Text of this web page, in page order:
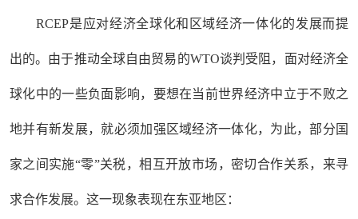
RCEP是应对经济全球化和区域经济一体化的发展而提
出的。由于推动全球自由贸易的WTO谈判受阻，面对经济全
球化中的一些负面影响，要想在当前世界经济中立于不败之
地并有新发展，就必须加强区域经济一体化，为此，部分国
家之间实施“零”关税，相互开放市场，密切合作关系，来寻
求合作发展。这一现象表现在东亚地区：